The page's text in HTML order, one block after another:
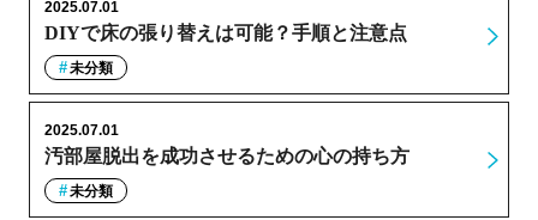
DIYで床の張り替えは可能？手順と注意点
2025.07.01
未分類
汚部屋脱出を成功させるための心の持ち方
2025.07.01
未分類